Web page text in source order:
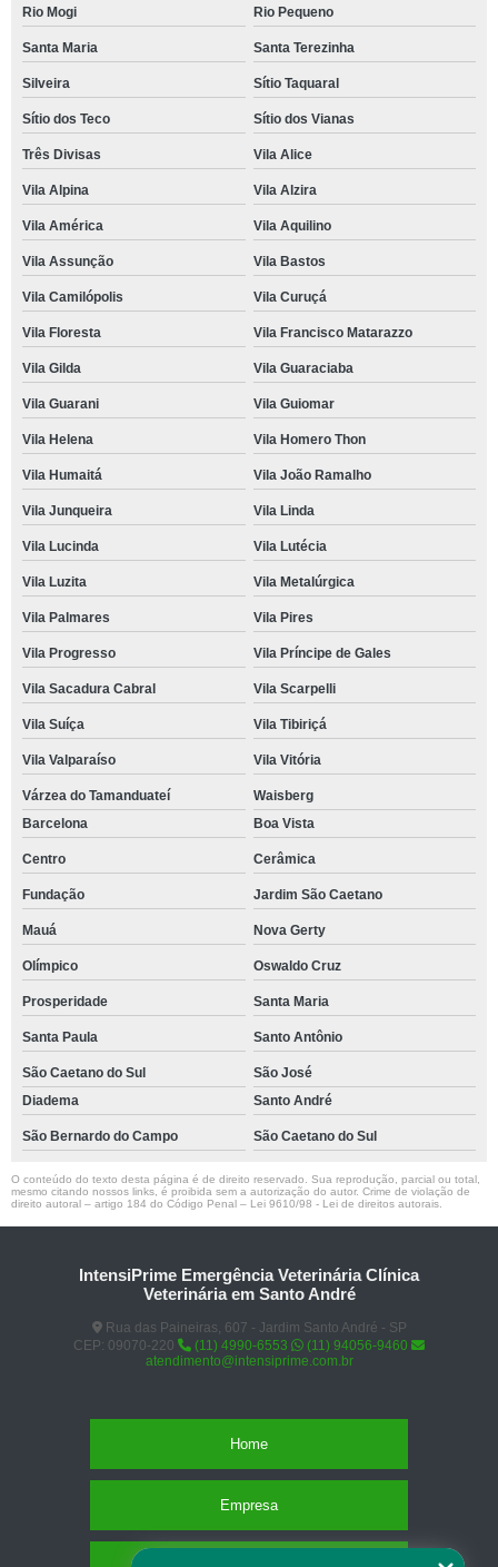
Rio Mogi Rio Pequeno
Santa Maria Santa Terezinha
Silveira Sítio Taquaral
Sítio dos Teco Sítio dos Vianas
Três Divisas Vila Alice
Vila Alpina Vila Alzira
Vila América Vila Aquilino
Vila Assunção Vila Bastos
Vila Camilópolis Vila Curuçá
Vila Floresta Vila Francisco Matarazzo
Vila Gilda Vila Guaraciaba
Vila Guarani Vila Guiomar
Vila Helena Vila Homero Thon
Vila Humaitá Vila João Ramalho
Vila Junqueira Vila Linda
Vila Lucinda Vila Lutécia
Vila Luzita Vila Metalúrgica
Vila Palmares Vila Pires
Vila Progresso Vila Príncipe de Gales
Vila Sacadura Cabral Vila Scarpelli
Vila Suíça Vila Tibiriçá
Vila Valparaíso Vila Vitória
Várzea do Tamanduateí
Waisberg
Barcelona
Boa Vista
Centro Cerâmica
Fundação Jardim São Caetano
Mauá Nova Gerty
Olímpico Oswaldo Cruz
Prosperidade Santa Maria
Santa Paula Santo Antônio
São Caetano do Sul
São José
Diadema
Santo André
São Bernardo do Campo São Caetano do Sul
O conteúdo do texto desta página é de direito reservado. Sua reprodução, parcial ou total,
mesmo citando nossos links, é proibida sem a autorização do autor. Crime de violação de
direito autoral – artigo 184 do Código Penal – Lei 9610/98 - Lei de direitos autorais
IntensiPrime Emergência Veterinária Clínica
Veterinária em Santo André
Rua das Paineiras, 607 - Jardim Santo André - SP
CEP: 09070-220
(11) 4990-6553
(11) 94056-9460
atendimento@intensiprime.com.br
Home
Empresa